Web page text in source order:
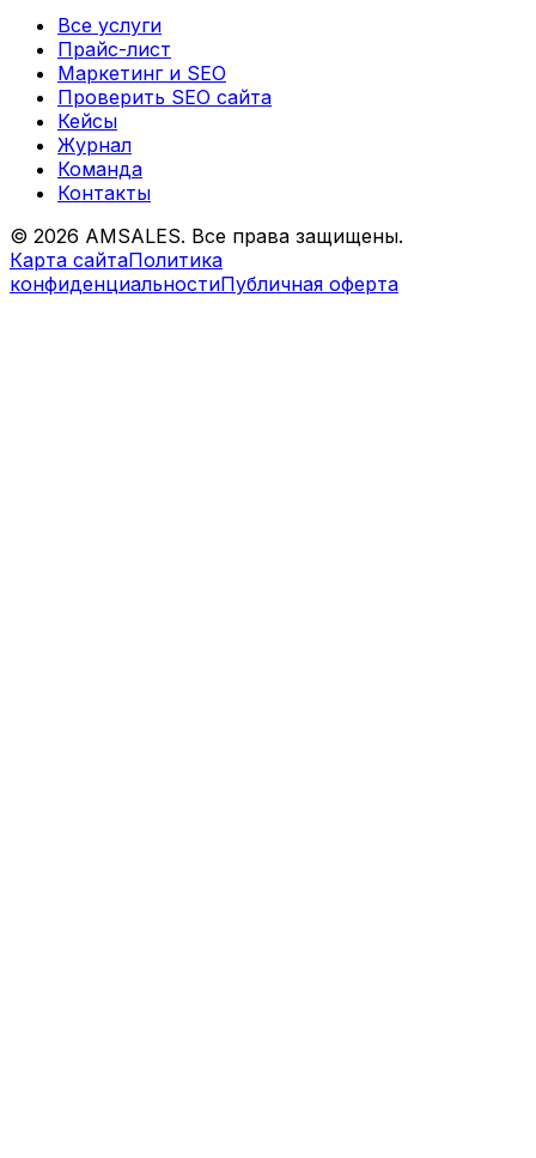
Все услуги
Прайс-лист
Маркетинг и SEO
Проверить SEO сайта
Кейсы
Журнал
Команда
Контакты
© 2026 AMSALES. Все права защищены.
Карта сайтаПолитика
конфиденциальностиПубличная оферта